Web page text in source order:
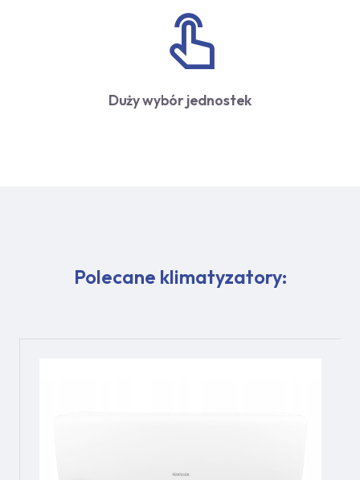
Duży wybór jednostek
Polecane klimatyzatory: